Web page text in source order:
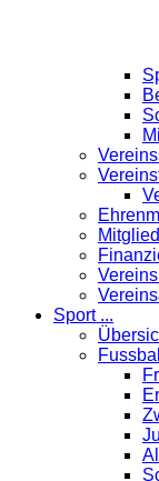
Sport ...
Fussball